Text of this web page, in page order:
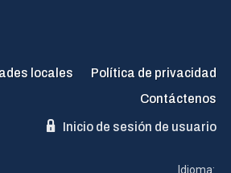
locales
Política de privacidad
Contáctenos
Inicio de sesión de usuario
Idioma: